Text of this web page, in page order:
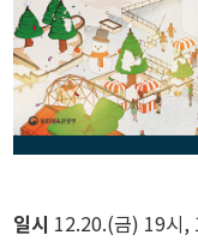
일시 12.20.(금) 19시,